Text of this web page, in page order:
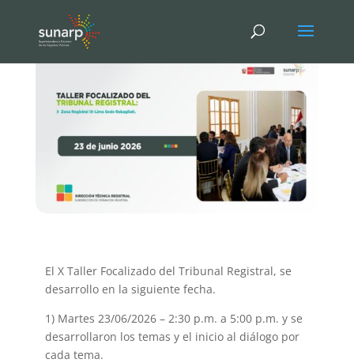
El X Taller Focalizado del Tribunal Registral, se
desarrollo en la siguiente fecha.
1) Martes 23/06/2026 – 2:30 p.m. a 5:00 p.m. y se
desarrollaron los temas y el inicio al diálogo por
cada tema.